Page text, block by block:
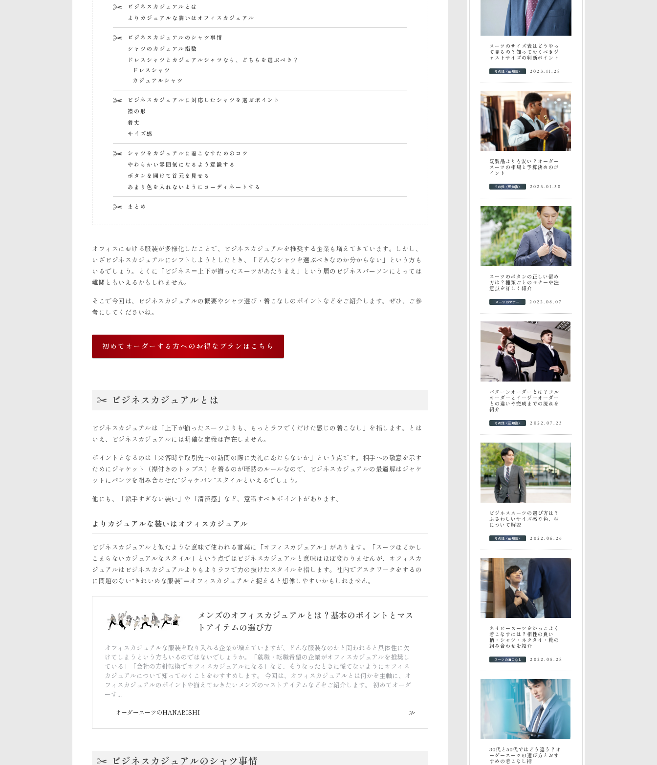
ビジネスカジュアルとは
よりカジュアルな装いはオフィスカジュアル
ビジネスカジュアルのシャツ事情
シャツのカジュアル指数
ドレスシャツとカジュアルシャツなら、どちらを選ぶべき？
ドレスシャツ
カジュアルシャツ
ビジネスカジュアルに対応したシャツを選ぶポイント
襟の形
着丈
サイズ感
シャツをカジュアルに着こなすためのコツ
やわらかい雰囲気になるよう意識する
ボタンを開けて首元を見せる
あまり色を入れないようにコーディネートする
まとめ
オフィスにおける服装が多様化したことで、ビジネスカジュアルを推奨する企業も増えてきています。しかし、
いざビジネスカジュアルにシフトしようとしたとき、「どんなシャツを選ぶべきなのか分からない」という方も
いるでしょう。とくに「ビジネス＝上下が揃ったスーツがあたりまえ」という層のビジネスパーソンにとっては
難関ともいえるかもしれません。
そこで今回は、ビジネスカジュアルの概要やシャツ選び・着こなしのポイントなどをご紹介します。ぜひ、ご参
考にしてくださいね。
初めてオーダーする方へのお得なプランはこちら
ビジネスカジュアルとは
ビジネスカジュアルは「上下が揃ったスーツよりも、もっとラフでくだけた感じの着こなし」を指します。とは
いえ、ビジネスカジュアルには明確な定義は存在しません。
ポイントとなるのは「来客時や取引先への訪問の際に失礼にあたらないか」という点です。相手への敬意を示す
ためにジャケット（襟付きのトップス）を着るのが暗黙のルールなので、ビジネスカジュアルの最適解はジャケ
ットにパンツを組み合わせた“ジャケパン”スタイルといえるでしょう。
他にも、「派手すぎない装い」や「清潔感」など、意識すべきポイントがあります。
よりカジュアルな装いはオフィスカジュアル
ビジネスカジュアルと似たような意味で使われる言葉に「オフィスカジュアル」があります。「スーツほどかし
こまらないカジュアルなスタイル」という点ではビジネスカジュアルと意味はほぼ変わりませんが、オフィスカ
ジュアルはビジネスカジュアルよりもよりラフで力の抜けたスタイルを指します。社内でデスクワークをするの
に問題のない“きれいめな服装”＝オフィスカジュアルと捉えると想像しやすいかもしれません。
メンズのオフィスカジュアルとは？基本のポイントとマス
トアイテムの選び方
オフィスカジュアルな服装を取り入れる企業が増えていますが、どんな服装なのかと問われると具体性に欠
けてしまうという方もいるのではないでしょうか。「就職・転職希望の企業がオフィスカジュアルを推奨し
ている」「会社の方針転換でオフィスカジュアルになる」など、そうなったときに慌てないようにオフィス
カジュアルについて知っておくことをおすすめします。 今回は、オフィスカジュアルとは何かを主軸に、オ
フィスカジュアルのポイントや揃えておきたいメンズのマストアイテムなどをご紹介します。 初めてオーダ
ーす...
オーダースーツのHANABISHI
ビジネスカジュアルのシャツ事情
スーツのサイズ表はどうやっ
て見るの？知っておくべきジ
ャストサイズの判断ポイント
その他（豆知識） 2023.11.28
既製品よりも安い？オーダー
スーツの相場と予算決めのポ
イント
その他（豆知識） 2023.01.30
スーツのボタンの正しい留め
方は？種類ごとのマナーや注
意点を詳しく紹介
スーツのマナー 2022.08.07
パターンオーダーとは？フル
オーダーとイージーオーダー
との違いや完成までの流れを
紹介
その他（豆知識） 2022.07.23
ビジネススーツの選び方は？
ふさわしいサイズ感や色、柄
について解説
その他（豆知識） 2022.06.26
ネイビースーツをかっこよく
着こなすには？相性の良い
柄・シャツ・ネクタイ・靴の
組み合わせを紹介
スーツの着こなし 2022.05.28
30代と50代ではどう違う？オ
ーダースーツの選び方とおす
すめの着こなし術